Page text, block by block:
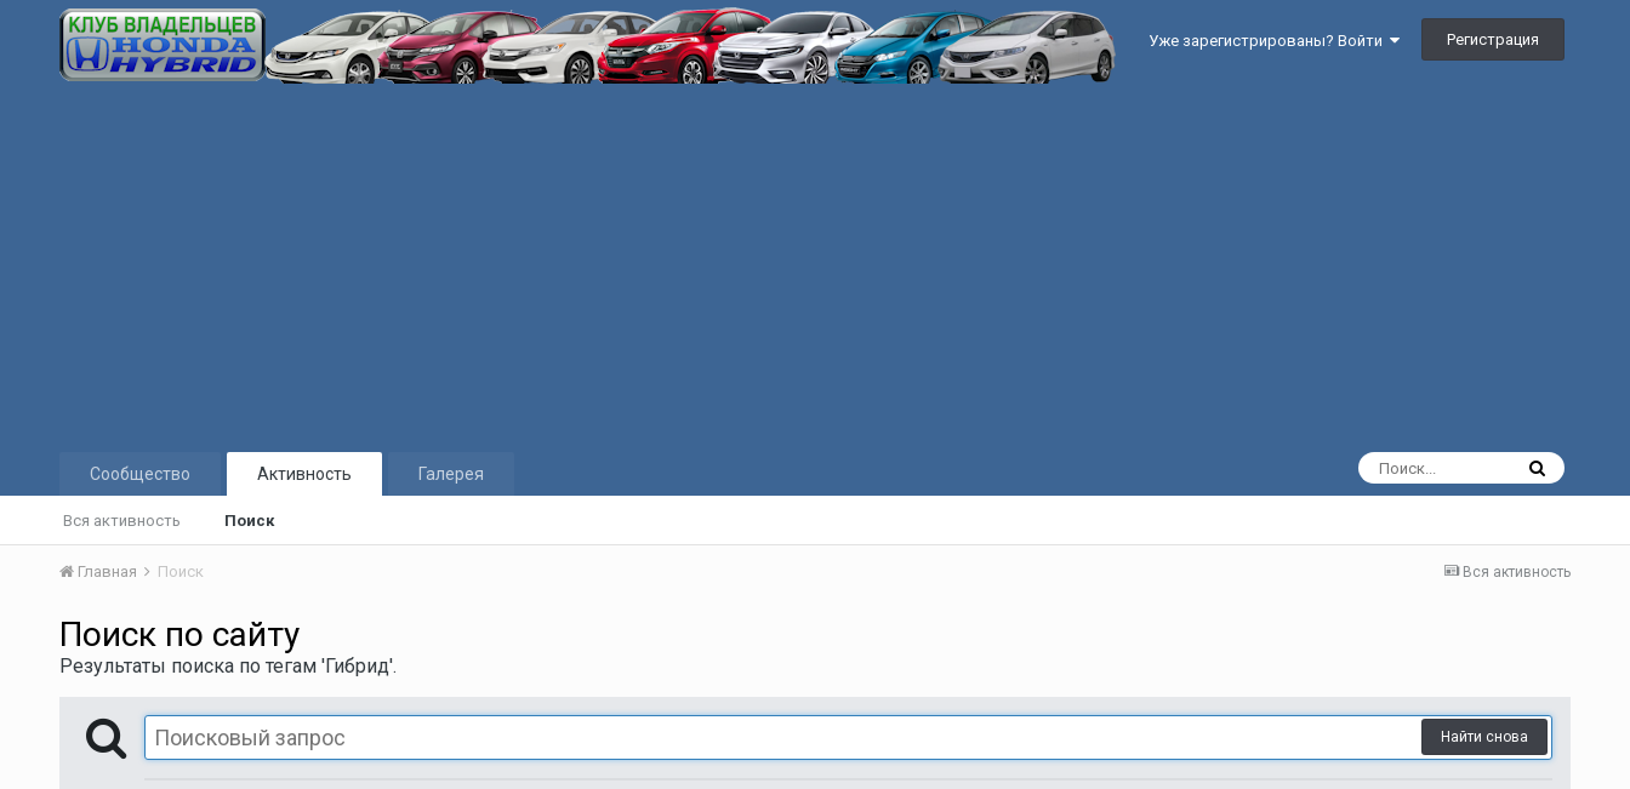
Уже зарегистрированы? Войти Регистрация
Сообщество Активность
Вся активность Поиск
Галерея
Вся активность
Главная Поиск
Поиск по сайту
Результаты поиска по тегам 'Гибрид'.
Найти снова